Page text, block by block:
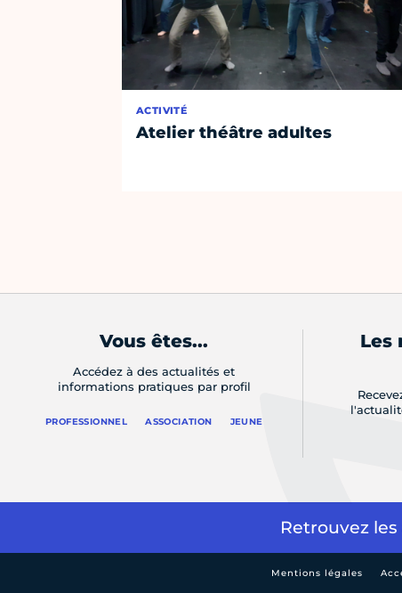
ACTIVITÉ
Atelier théâtre adultes
Vous êtes...
Accédez à des actualités et
informations pratiques par profil
PROFESSIONNEL ASSOCIATION JEUNE
Les
Retrouvez
Mentions légales